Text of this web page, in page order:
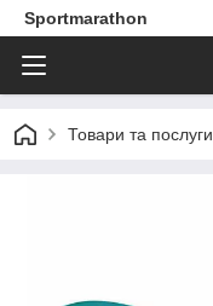
Sportmarathon
Товари та послуги